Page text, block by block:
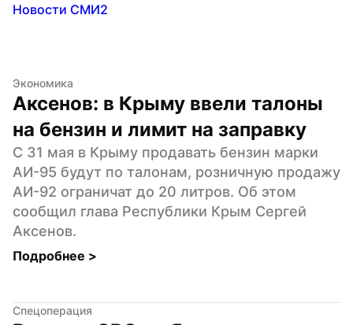
Новости СМИ2
Экономика
Аксенов: в Крыму ввели талоны
на бензин и лимит на заправку
С 31 мая в Крыму продавать бензин марки
АИ-95 будут по талонам, розничную продажу
АИ-92 ограничат до 20 литров. Об этом
сообщил глава Республики Крым Сергей
Аксенов.
Подробнее >
Спецоперация